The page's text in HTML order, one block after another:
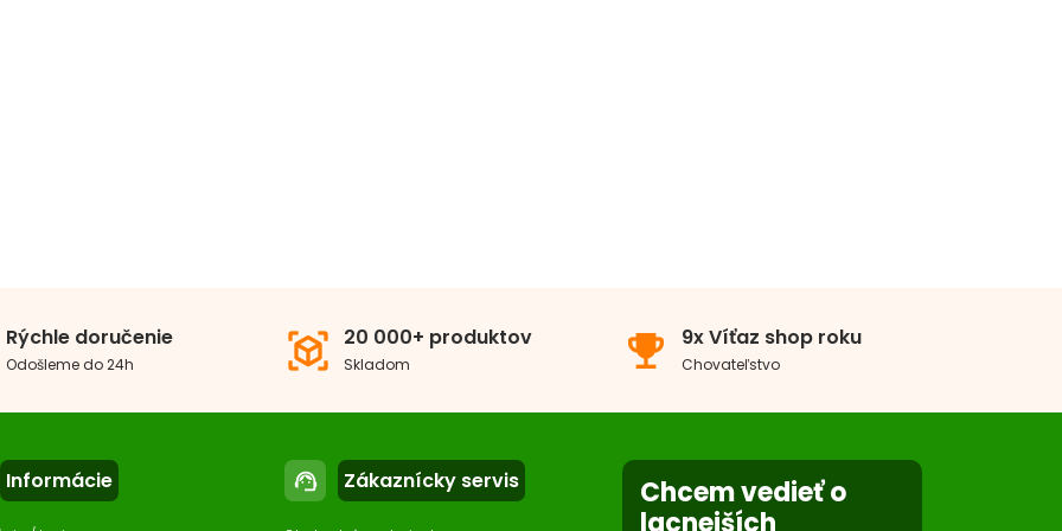
Rýchle doručenie
Odošleme do 24h view_in_ar 20 000+ produktov
Skladom emoji_events 9x Víťaz shop roku
Chovateľstvo
Informácie support_agent Zákaznícky servis
Chcem vedieť o
lacnejších